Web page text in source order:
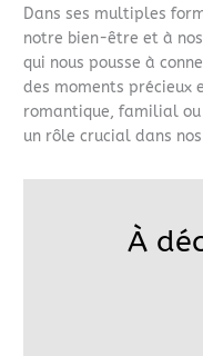
Dans ses multiples
notre bien-être et à
qui nous pousse à
des moments précieux
romantique, familial ou
un rôle crucial dans
À